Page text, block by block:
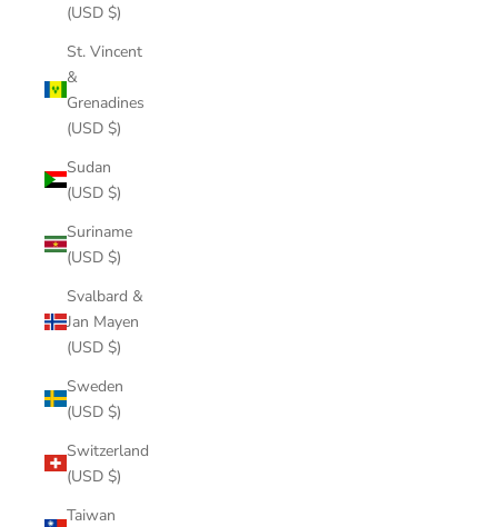
(USD $)
St. Vincent
&
Grenadines
(USD $)
Sudan
(USD $)
Suriname
(USD $)
Svalbard &
Jan Mayen
(USD $)
Sweden
(USD $)
Switzerland
(USD $)
Taiwan